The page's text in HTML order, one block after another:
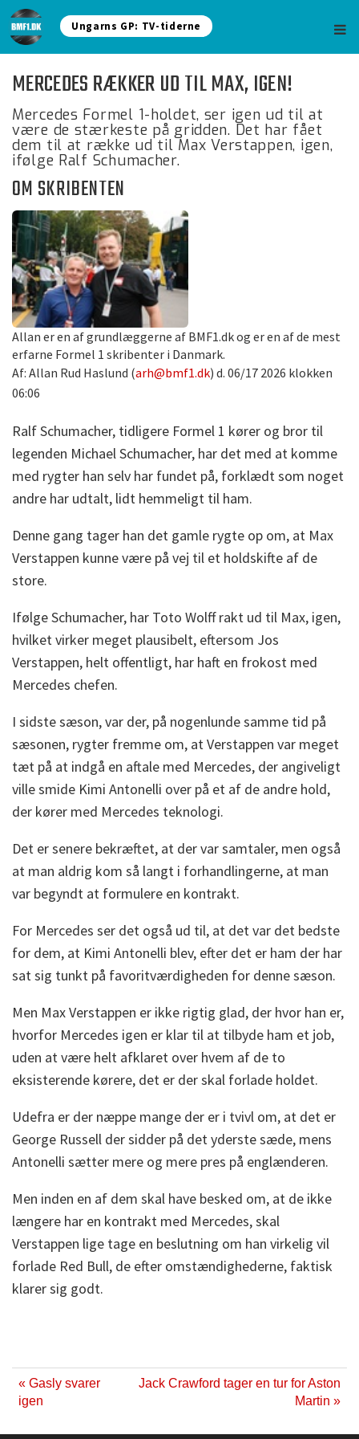
Ungarns GP: TV-tiderne
MERCEDES RÆKKER UD TIL MAX, IGEN!
Mercedes Formel 1-holdet, ser igen ud til at
være de stærkeste på gridden. Det har fået
dem til at række ud til Max Verstappen, igen,
ifølge Ralf Schumacher.
OM SKRIBENTEN
Allan er en af grundlæggerne af BMF1.dk og er en af de mest
erfarne Formel 1 skribenter i Danmark.
Af: Allan Rud Haslund (arh@bmf1.dk) d. 06/17 2026 klokken
06:06
Ralf Schumacher, tidligere Formel 1 kører og bror til
legenden Michael Schumacher, har det med at komme
med rygter han selv har fundet på, forklædt som noget
andre har udtalt, lidt hemmeligt til ham.
Denne gang tager han det gamle rygte op om, at Max
Verstappen kunne være på vej til et holdskifte af de
store.
Ifølge Schumacher, har Toto Wolff rakt ud til Max, igen,
hvilket virker meget plausibelt, eftersom Jos
Verstappen, helt offentligt, har haft en frokost med
Mercedes chefen.
I sidste sæson, var der, på nogenlunde samme tid på
sæsonen, rygter fremme om, at Verstappen var meget
tæt på at indgå en aftale med Mercedes, der angiveligt
ville smide Kimi Antonelli over på et af de andre hold,
der kører med Mercedes teknologi.
Det er senere bekræftet, at der var samtaler, men også
at man aldrig kom så langt i forhandlingerne, at man
var begyndt at formulere en kontrakt.
For Mercedes ser det også ud til, at det var det bedste
for dem, at Kimi Antonelli blev, efter det er ham der har
sat sig tunkt på favoritværdigheden for denne sæson.
Men Max Verstappen er ikke rigtig glad, der hvor han er,
hvorfor Mercedes igen er klar til at tilbyde ham et job,
uden at være helt afklaret over hvem af de to
eksisterende kørere, det er der skal forlade holdet.
Udefra er der næppe mange der er i tvivl om, at det er
George Russell der sidder på det yderste sæde, mens
Antonelli sætter mere og mere pres på englænderen.
Men inden en af dem skal have besked om, at de ikke
længere har en kontrakt med Mercedes, skal
Verstappen lige tage en beslutning om han virkelig vil
forlade Red Bull, de efter omstændighederne, faktisk
klarer sig godt.
« Gasly svarer
igen
Jack Crawford tager en tur for Aston
Martin »